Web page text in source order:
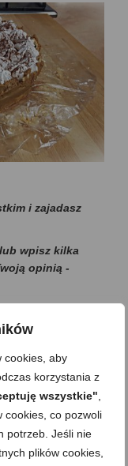
cookies, aby
korzystania z
wszystkie"
cookies, co pozwoli
potrzeb. Jeśli nie
plików cookies,
i zajadasz
wpisz kilka
opinią -
jest